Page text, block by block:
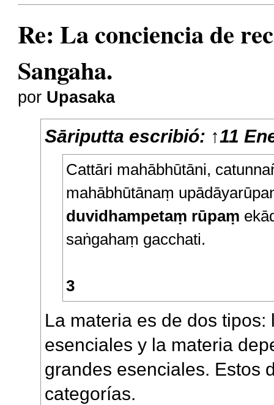
Re: La conciencia de
Sangaha.
por Upasaka
Sāriputta escribió: ↑11
Cattāri mahābhūtāni,
mahābhūtānaṃ
duvidhampetaṃ rūpaṃ
saṅgahaṃ gacchati.
3
La materia es de dos
esenciales y la materia
grandes esenciales. Estos
categorías.